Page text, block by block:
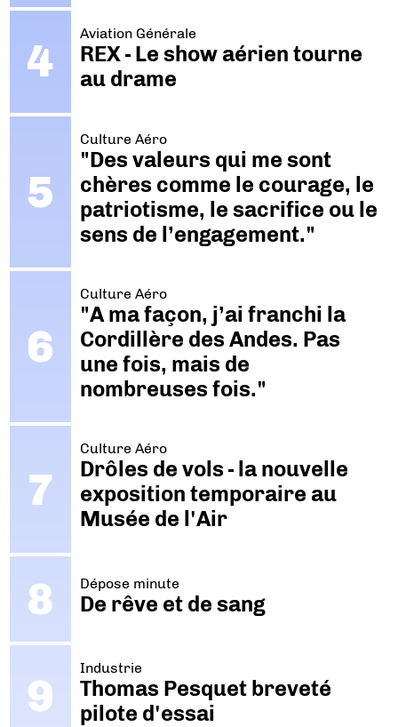
Aviation Générale
REX - Le show aérien tourne
au drame
Culture Aéro
"Des valeurs qui me sont
chères comme le courage, le
patriotisme, le sacrifice ou le
sens de l’engagement."
Culture Aéro
"A ma façon, j’ai franchi la
Cordillère des Andes. Pas
une fois, mais de
nombreuses fois."
Culture Aéro
Drôles de vols - la nouvelle
exposition temporaire au
Musée de l'Air
Dépose minute
De rêve et de sang
Industrie
Thomas Pesquet breveté
pilote d'essai